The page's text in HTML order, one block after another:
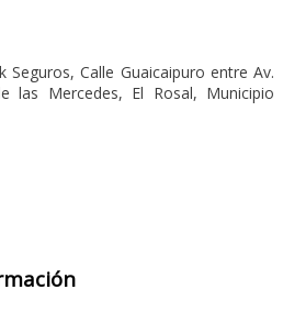
Calle Guaicaipuro entre Av.
las Mercedes, El Rosal, Municipio